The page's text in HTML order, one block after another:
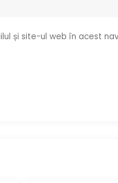
și site-ul web în acest